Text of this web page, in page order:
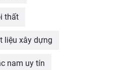
thất
liệu xây dựng
nam uy tín